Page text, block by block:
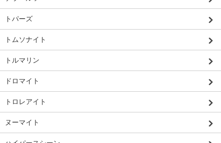
トパーズ
トムソナイト
トルマリン
ドロマイト
トロレアイト
ヌーマイト